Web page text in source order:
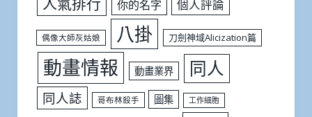
你的名字 個人評論
偶像大師灰姑娘 八掛 刀劍神域Alicization篇
動畫情報 動畫業界 同人
同人誌 哥布林殺手 圖集 工作細胞